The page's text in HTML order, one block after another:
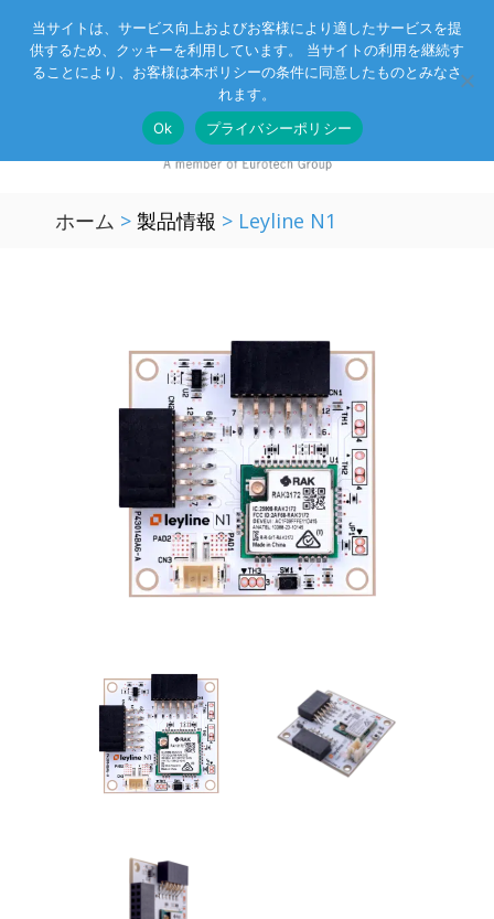
Eurotechグループ お客様サポート お問い合わせ
ホーム > 製品情報 > Leyline N1
当サイトは、サービス向上およびお客様により適したサービスを提
供するため、クッキーを利用しています。 当サイトの利用を継続す
ることにより、お客様は本ポリシーの条件に同意したものとみなさ
れます。
Ok
プライバシーポリシー